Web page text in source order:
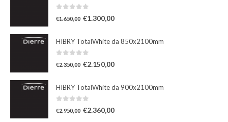
€1.650,00 €1.300,00
HIBRY TotalWhite da 850x2100mm
€2.350,00 €2.150,00
HIBRY TotalWhite da 900x2100mm
€2.950,00 €2.360,00